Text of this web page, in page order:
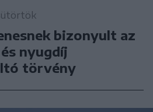
bizonyult az
nyugdíj
törvény